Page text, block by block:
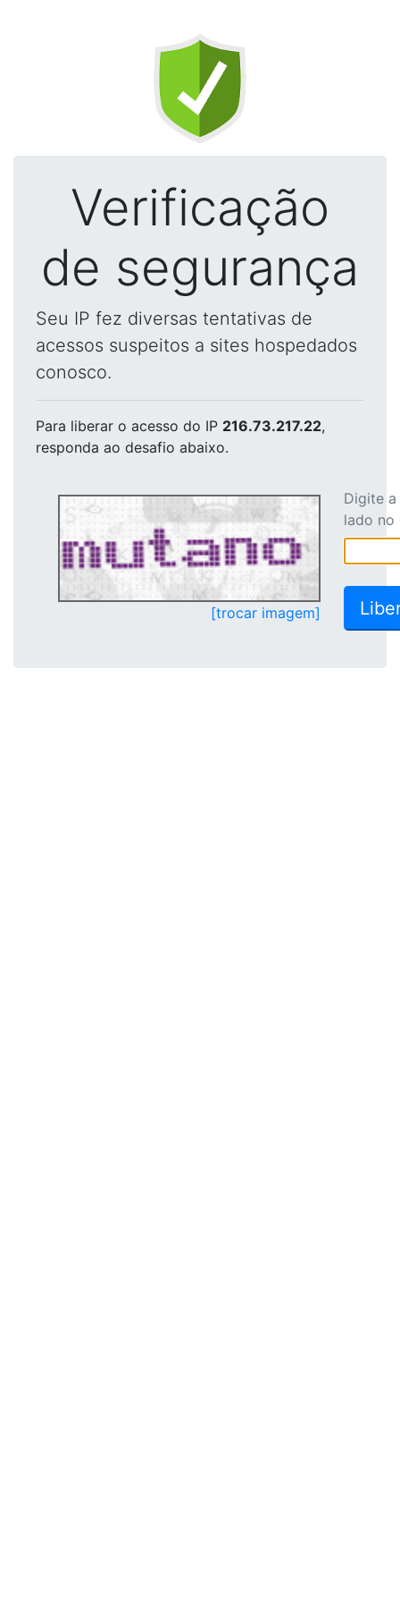
Verificação
de segurança
Seu IP fez diversas tentativas de
acessos suspeitos a sites hospedados
conosco.
Para liberar o acesso do IP 216.73.217.22,
responda ao desafio abaixo.
[trocar imagem]
Digite
lado no